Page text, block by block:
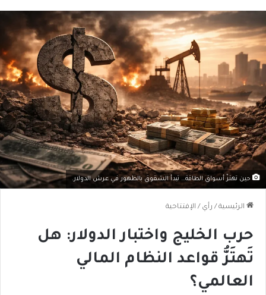
حين تهتزّ أسواق الطاقة… تبدأ الشقوق بالظهور في عرش الدولار.
الرئيسية / رأي / الإفتتاحية
حرب الخليج واختبار الدولار: هل
تَهتَزُّ قواعد النظام المالي
العالمي؟